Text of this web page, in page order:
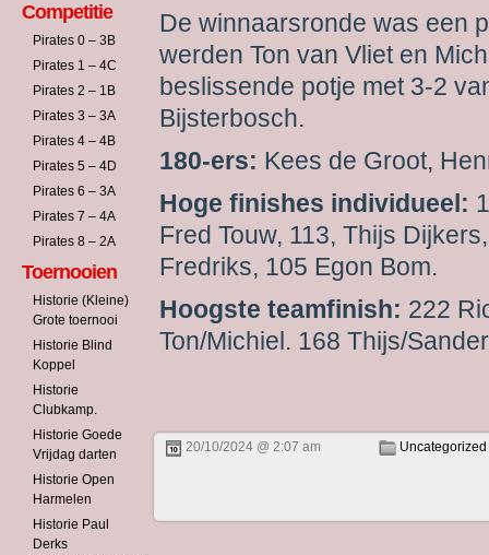
Competitie
Pirates 0 – 3B
Pirates 1 – 4C
Pirates 2 – 1B
Pirates 3 – 3A
Pirates 4 – 4B
Pirates 5 – 4D
Pirates 6 – 3A
Pirates 7 – 4A
Pirates 8 – 2A
Toernooien
Historie (Kleine)
Grote toernooi
Historie Blind
Koppel
Historie
Clubkamp.
Historie Goede
Vrijdag darten
Historie Open
Harmelen
Historie Paul
Derks
De winnaarsronde was een
werden Ton van Vliet en
beslissende potje met 3-2
Bijsterbosch.
180-ers: Kees de Groot,
Hoge finishes individueel:
Fred Touw, 113, Thijs
Fredriks, 105 Egon Bom.
Hoogste teamfinish: 222
Ton/Michiel. 168 Thijs/
20/10/2024 @ 2:07 am Uncategorized